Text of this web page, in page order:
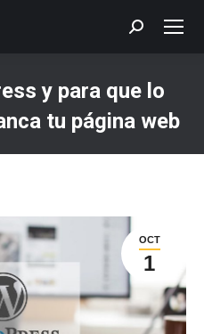
Buscar:
y para que lo
tu página web
OCT
1